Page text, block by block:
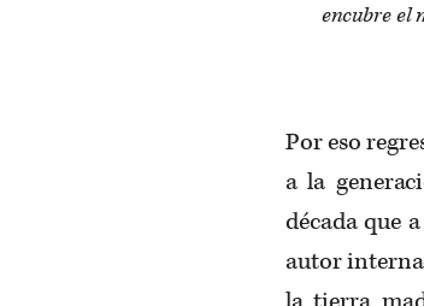
encubre el
Por eso
a la
década que
autor